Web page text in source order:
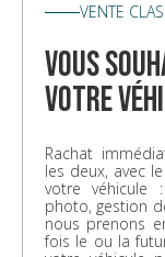
VENTE
vous
votre
Rachat
les deux, avec
votre véhicule
photo, gestion
nous prenons
fois le ou la